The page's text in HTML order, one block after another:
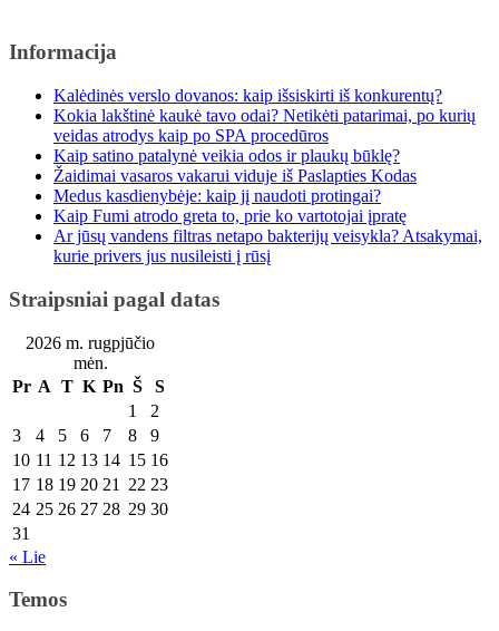
Informacija
Kalėdinės verslo dovanos: kaip išsiskirti iš konkurentų?
Kokia lakštinė kaukė tavo odai? Netikėti patarimai, po kurių
veidas atrodys kaip po SPA procedūros
Kaip satino patalynė veikia odos ir plaukų būklę?
Žaidimai vasaros vakarui viduje iš Paslapties Kodas
Medus kasdienybėje: kaip jį naudoti protingai?
Kaip Fumi atrodo greta to, prie ko vartotojai įpratę
Ar jūsų vandens filtras netapo bakterijų veisykla? Atsakymai,
kurie privers jus nusileisti į rūsį
Straipsniai pagal datas
2026 m. rugpjūčio
mėn.
Pr A T K Pn Š
S
1
2
3
4 5 6 7 8
9
10 11 12 13 14 15 16
17 18 19 20 21 22 23
24 25 26 27 28 29 30
31
« Lie
Temos